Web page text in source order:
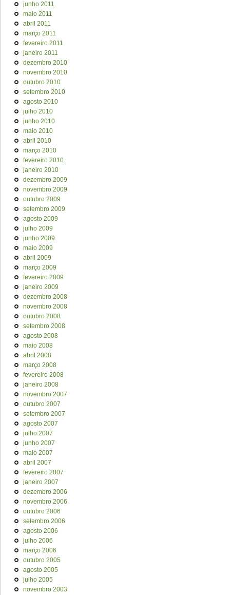
junho 2011
maio 2011
abril 2011
março 2011
fevereiro 2011
janeiro 2011
dezembro 2010
novembro 2010
outubro 2010
setembro 2010
agosto 2010
julho 2010
junho 2010
maio 2010
abril 2010
março 2010
fevereiro 2010
janeiro 2010
dezembro 2009
novembro 2009
outubro 2009
setembro 2009
agosto 2009
julho 2009
junho 2009
maio 2009
abril 2009
março 2009
fevereiro 2009
janeiro 2009
dezembro 2008
novembro 2008
outubro 2008
setembro 2008
agosto 2008
maio 2008
abril 2008
março 2008
fevereiro 2008
janeiro 2008
novembro 2007
outubro 2007
setembro 2007
agosto 2007
julho 2007
junho 2007
maio 2007
abril 2007
fevereiro 2007
janeiro 2007
dezembro 2006
novembro 2006
outubro 2006
setembro 2006
agosto 2006
julho 2006
março 2006
outubro 2005
agosto 2005
julho 2005
novembro 2003